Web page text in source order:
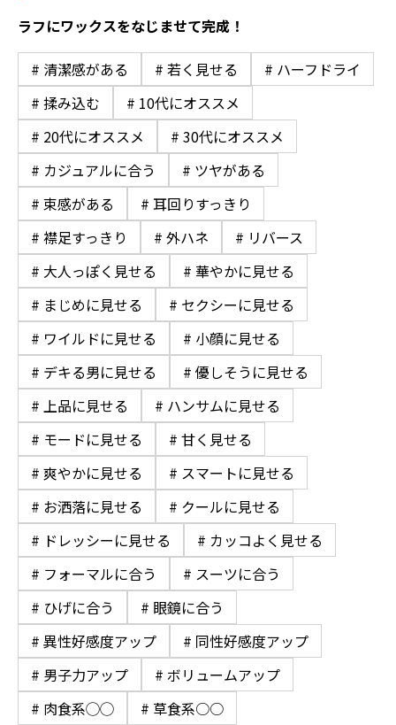
ラフにワックスをなじませて完成！
# 清潔感がある # 若く見せる
# ハーフドライ
# 揉み込む
# 10代にオススメ
# 20代にオススメ
# 30代にオススメ
# カジュアルに合う
# ツヤがある
# 束感がある
# 耳回りすっきり
# 襟足すっきり
# 外ハネ
# リバース
# 大人っぽく見せる
# 華やかに見せる
# まじめに見せる
# セクシーに見せる
# ワイルドに見せる
# 小顔に見せる
# デキる男に見せる
# 優しそうに見せる
# 上品に見せる
# ハンサムに見せる
# モードに見せる
# 甘く見せる
# 爽やかに見せる
# スマートに見せる
# お洒落に見せる
# クールに見せる
# ドレッシーに見せる
# カッコよく見せる
# フォーマルに合う
# スーツに合う
# ひげに合う
# 眼鏡に合う
# 異性好感度アップ
# 同性好感度アップ
# 男子力アップ
# ボリュームアップ
# 肉食系◯◯
# 草食系○○